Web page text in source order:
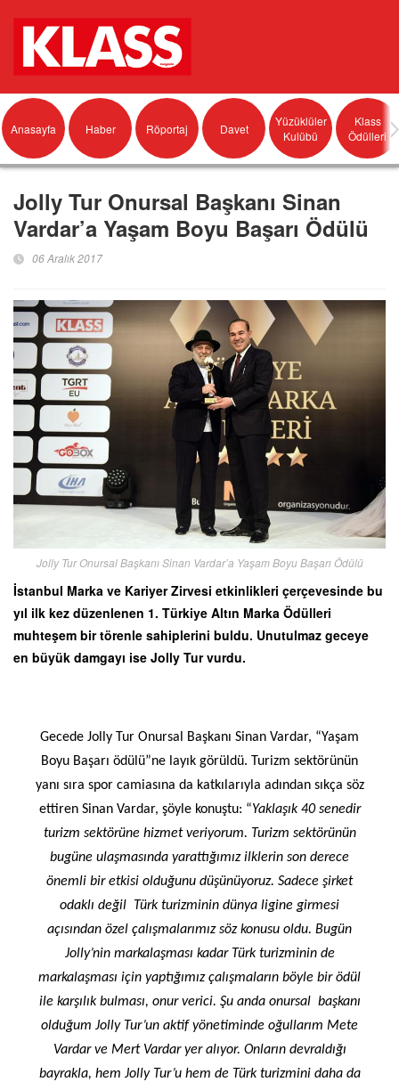
Anasayfa Haber Röportaj Davet
Yüzüklüler
Kulübü
Klass
Ödülleri
Jolly Tur Onursal Başkanı Sinan
Vardar’a Yaşam Boyu Başarı Ödülü
06 Aralık 2017
Jolly Tur Onursal Başkanı Sinan Vardar’a Yaşam Boyu Başarı Ödülü
İstanbul Marka ve Kariyer Zirvesi etkinlikleri çerçevesinde bu
yıl ilk kez düzenlenen 1. Türkiye Altın Marka Ödülleri
muhteşem bir törenle sahiplerini buldu. Unutulmaz geceye
en büyük damgayı ise Jolly Tur vurdu.
Gecede Jolly Tur Onursal Başkanı Sinan Vardar, “Yaşam
Boyu Başarı ödülü”ne layık görüldü. Turizm sektörünün
yanı sıra spor camiasına da katkılarıyla adından sıkça söz
ettiren Sinan Vardar, şöyle konuştu: “Yaklaşık 40 senedir
turizm sektörüne hizmet veriyorum. Turizm sektörünün
bugüne ulaşmasında yarattığımız ilklerin son derece
önemli bir etkisi olduğunu düşünüyoruz. Sadece şirket
odaklı değil Türk turizminin dünya ligine girmesi
açısından özel çalışmalarımız söz konusu oldu. Bugün
Jolly’nin markalaşması kadar Türk turizminin de
markalaşması için yaptığımız çalışmaların böyle bir ödül
ile karşılık bulması, onur verici. Şu anda onursal başkanı
olduğum Jolly Tur’un aktif yönetiminde oğullarım Mete
Vardar ve Mert Vardar yer alıyor. Onların devraldığı
bayrakla, hem Jolly Tur’u hem de Türk turizmini daha da